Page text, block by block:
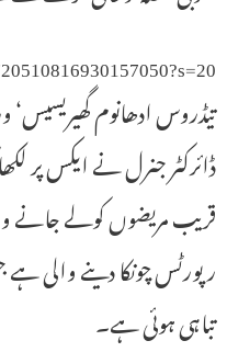
تیڈروس ادھانوم گھیریسیس‘
ڈائرکٹر جنرل نے ایکس پر
قریب مریضوں کولے جانے
رپورٹس چونکا دینے والی
تباہی ہوئی ہے۔